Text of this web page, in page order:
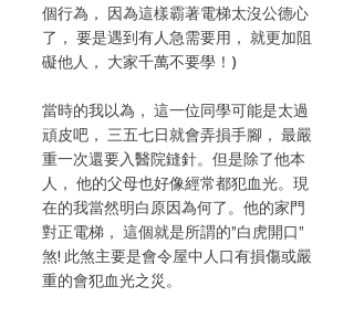
個行為， 因為這樣霸著電梯太沒公德心
了， 要是遇到有人急需要用， 就更加阻
礙他人， 大家千萬不要學！)
當時的我以為， 這一位同學可能是太過
頑皮吧， 三五七日就會弄損手腳， 最嚴
重一次還要入醫院鏠針。但是除了他本
人， 他的父母也好像經常都犯血光。現
在的我當然明白原因為何了。他的家門
對正電梯， 這個就是所謂的”白虎開口”
煞! 此煞主要是會令屋中人口有損傷或嚴
重的會犯血光之災。